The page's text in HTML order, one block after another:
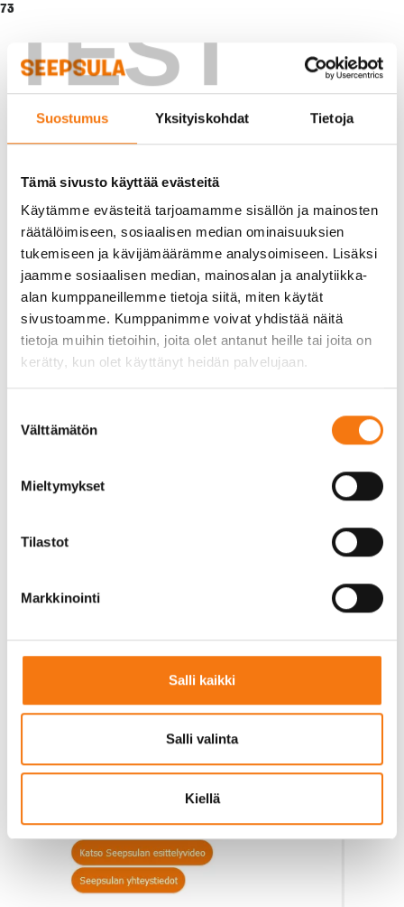
TEST
Suostumus Yksityiskohdat Tietoja
Tämä sivusto käyttää evästeitä
Käytämme evästeitä tarjoamamme sisällön ja mainosten
räätälöimiseen, sosiaalisen median ominaisuuksien
tukemiseen ja kävijämäärämme analysoimiseen. Lisäksi
jaamme sosiaalisen median, mainosalan ja analytiikka-
alan kumppaneillemme tietoja siitä, miten käytät
sivustoamme. Kumppanimme voivat yhdistää näitä
tietoja muihin tietoihin, joita olet antanut heille tai joita on
kerätty, kun olet käyttänyt heidän palvelujaan.
valinta
Välttämätön
Mieltymykset
Tilastot
Markkinointi
Salli kaikki
Salli valinta
Kiellä
73
Seepsula on saanut
uuden virtuaalisen
apurin!
nopeammin ja aiheittain jäsennellysti, hyödyntäen
vastauksineen. Virtuaaliapurilta löytyy vastauksia
Käy kokeilemassa, osaisiko tuore apuri vastata